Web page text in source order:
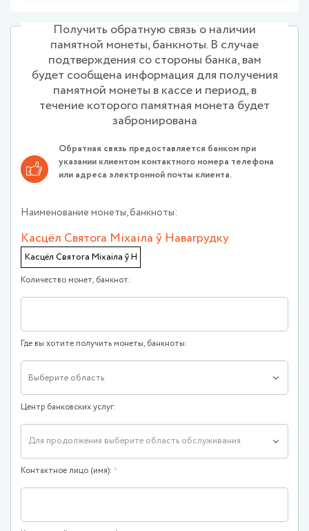
Получить обратную связь о наличии
памятной монеты, банкноты. В случае
подтверждения со стороны банка, вам
будет сообщена информация для получения
памятной монеты в кассе и период, в
течение которого памятная монета будет
забронирована
Обратная связь предоставляется банком при
указании клиентом контактного номера телефона
или адреса электронной почты клиента.
Наименование монеты, банкноты:
Касцёл Святога Мiхаiла ў Навагрудку
Количество монет, банкнот:
Где вы хотите получить монеты, банкноты:
Выберите область
Центр банковских услуг:
Для продолжения выберите область обслуживания
Контактное лицо (имя): *